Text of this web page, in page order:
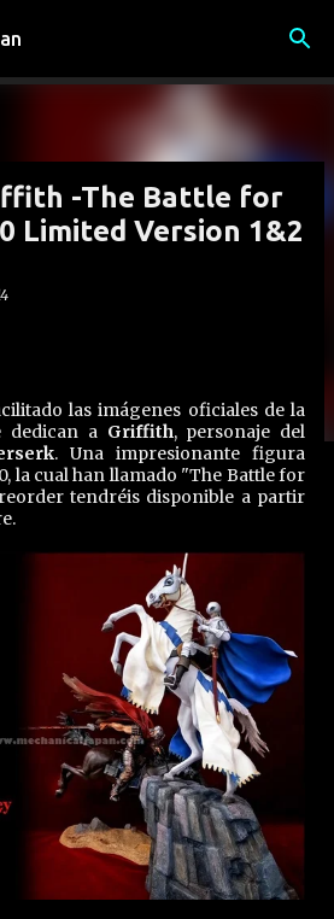
contenido principal
-The Battle for
Limited Version 1&2
las imágenes oficiales de la
dedican a Griffith, personaje del
. Una impresionante figura
la cual han llamado "The Battle for
tendréis disponible a partir